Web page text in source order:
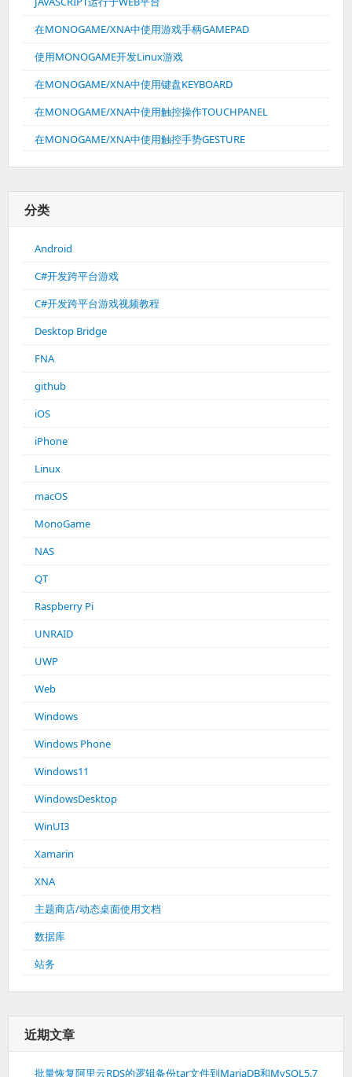
在MONOGAME/XNA中使用游戏手柄GAMEPAD
使用MONOGAME开发Linux游戏
在MONOGAME/XNA中使用键盘KEYBOARD
在MONOGAME/XNA中使用触控操作TOUCHPANEL
在MONOGAME/XNA中使用触控手势GESTURE
分类
Android
C#开发跨平台游戏
C#开发跨平台游戏视频教程
Desktop Bridge
FNA
github
iOS
iPhone
Linux
macOS
MonoGame
NAS
QT
Raspberry Pi
UNRAID
UWP
Web
Windows
Windows Phone
Windows11
WindowsDesktop
WinUI3
Xamarin
XNA
主题商店/动态桌面使用文档
数据库
站务
近期文章
批量恢复阿里云RDS的逻辑备份tar文件到MariaDB和MySQL5.7